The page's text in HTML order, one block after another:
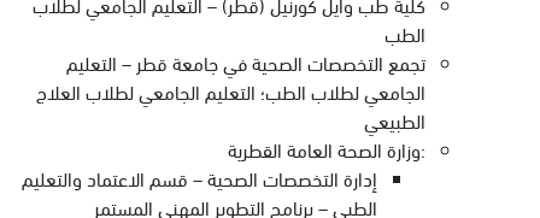
الطب
تجمع التخصصات الصحية في جامعة قطر – التعليم
الجامعي لطلاب الطب؛ التعليم الجامعي لطلاب العلاج
الطبيعي
:وزارة الصحة العامة القطرية
إدارة التخصصات الصحية – قسم الاعتماد والتعليم
الطبي – برنامج التطوير المهني المستمر